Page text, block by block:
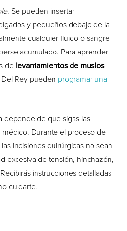
. Se pueden insertar
y pequeños debajo de la
cualquier fluido o sangre
acumulado. Para aprender
de levantamientos de muslos
Rey pueden programar una
depende de que sigas las
Durante el proceso de
incisiones quirúrgicas no sean
excesiva de tensión, hinchazón,
instrucciones detalladas
cuidarte.